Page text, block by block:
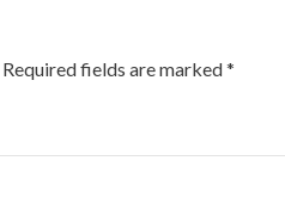
Required fields are marked*